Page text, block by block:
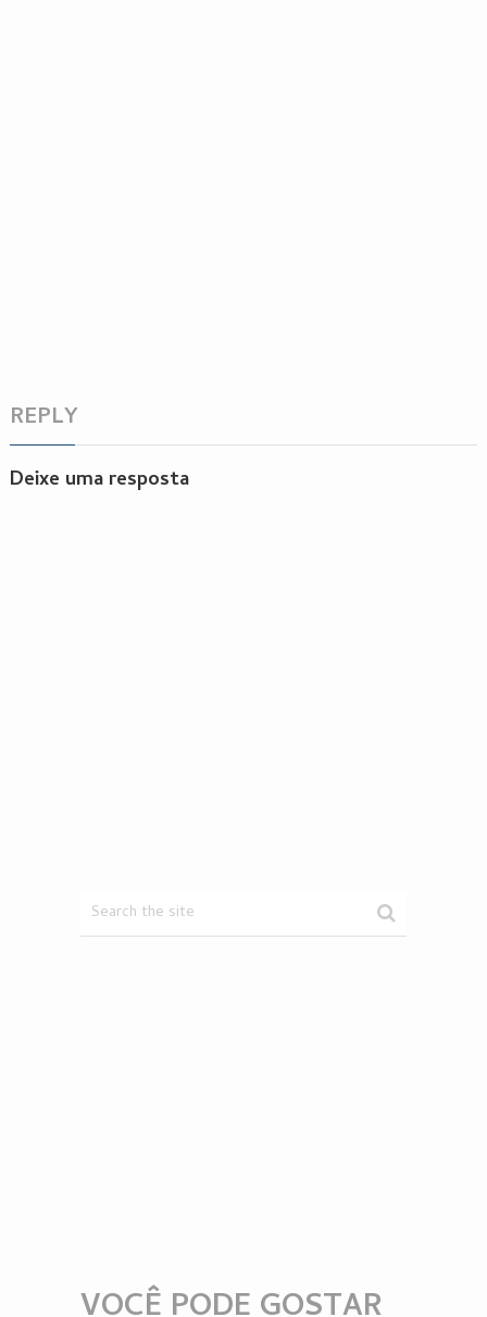
REPLY
Deixe uma resposta